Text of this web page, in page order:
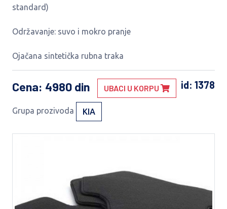
standard)
Održavanje: suvo i mokro pranje
Ojačana sintetička rubna traka
Cena: 4980 din id: 1378
UBACI U KORPU
Grupa prozivoda KIA